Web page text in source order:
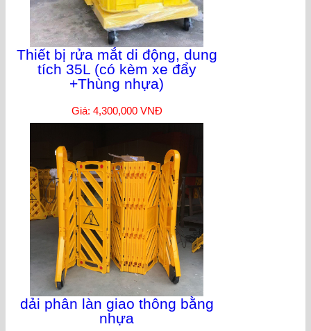
Thiết bị rửa mắt di động, dung
tích 35L (có kèm xe đẩy
+Thùng nhựa)
Giá: 4,300,000 VNĐ
dải phân làn giao thông bằng
nhựa